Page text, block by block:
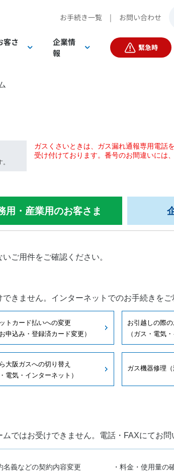
お手続き一覧 | お問い合わせ
連企業さま向け営業支援サイト
くん）
客さ
企業情
報
ニュートラルへの挑戦 サステナビ
』プロモーションサイト
Daigasグル
創業120周年
緊急時
ガスくさいときは、ガス漏れ通報専用電話
受け付けております。番号のお間違いには
用・産業用のお客さま
ご用件をご確認ください。
きません。インターネットでのお手続きをご
トカード払いへの変更
申込み・登録済カード変更）
お引越しの際の
（ガス・電気
大阪ガスへの切り替え
電気・インターネット）
ガス機器修理（
ではお受けできません。電話・FAXにてお問
名義などの契約内容変更
・料金・使用量の